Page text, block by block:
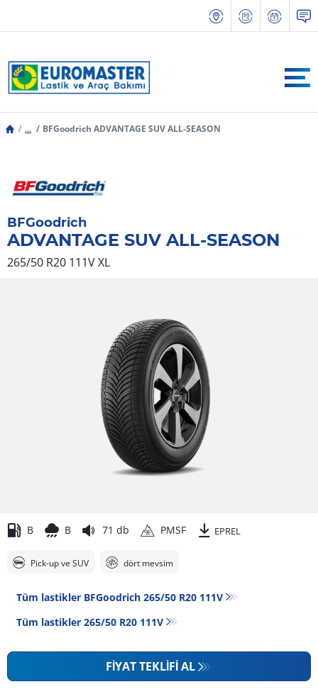
... BFGoodrich ADVANTAGE SUV ALL-SEASON
BFGoodrich
ADVANTAGE SUV ALL-SEASON
265/50 R20 111VXL
B B 71 db PMSF EPREL
Pick-up ve SUV dört mevsim
Tüm lastikler BFGoodrich 265/50 R20 111V
Tüm lastikler‎ 265/50 R20 111V
FIYAT TEKLIFI AL